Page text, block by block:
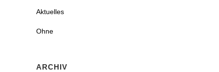
Aktuelles
Ohne
ARCHIV